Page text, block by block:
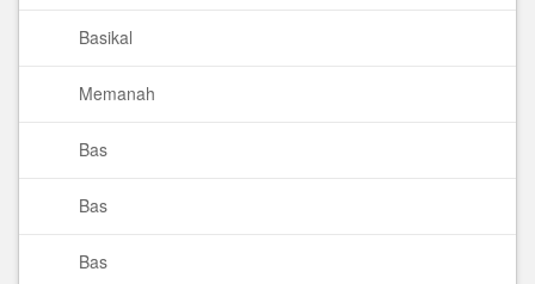
Basikal
Memanah
Bas
Bas
Bas